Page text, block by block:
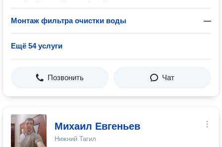
Монтаж фильтра очистки воды —
Ещё 54 услуги
Позвонить Чат
Михаил Евгеньев
Нижний Тагил